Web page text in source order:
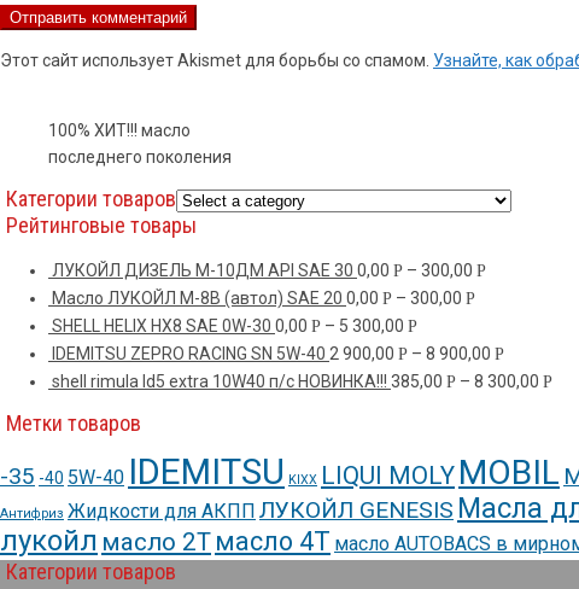
Этот сайт использует Akismet для борьбы со спамом. Узнайте, как
100% ХИТ!!! масло
последнего поколения
Категории товаров
Рейтинговые товары
ЛУКОЙЛ ДИЗЕЛЬ М-10ДМ API SAE 30 0,00 Р – 300,00 Р
Масло ЛУКОЙЛ М-8В (автол) SAE 20 0,00 Р – 300,00 Р
SHELL HELIX HX8 SAE 0W-30 0,00 Р – 5 300,00 Р
IDEMITSU ZEPRO RACING SN 5W-40 2 900,00 Р – 8 900,00 Р
shell rimula ld5 extra 10W40 п/с НОВИНКА!!! 385,00 Р – 8 300,00 Р
Метки товаров
-35 -40 5W-40 IDEMITSU KIXX LIQUI MOLY MOBIL
Антифриз Жидкости для АКПП ЛУКОЙЛ GENESIS Масла
лукойл масло 2Т масло 4Т масло AUTOBACS в
Категории товаров